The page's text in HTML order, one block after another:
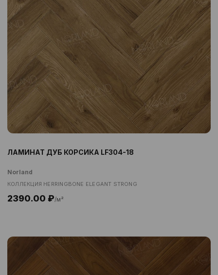
ЛАМИНАТ ДУБ КОРСИКА LF304-18
Norland
КОЛЛЕКЦИЯ HERRINGBONE ELEGANT STRONG
2390.00 ₽/м²